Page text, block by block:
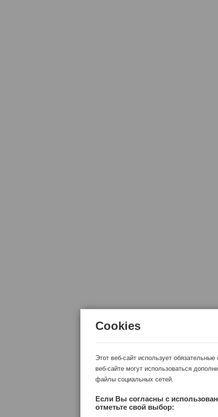
Cookies
Этот веб-сайт использует
веб-сайте могут использоваться
файлы социальных сетей.
Если Вы согласны с
отметьте свой выбор: